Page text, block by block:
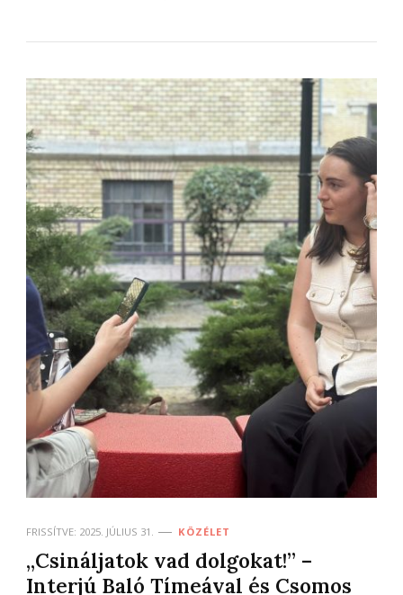
FRISSÍTVE: 2025. JÚLIUS 31. KÖZÉLET
„Csináljatok vad dolgokat!” –
Interjú Baló Tímeával és Csomos